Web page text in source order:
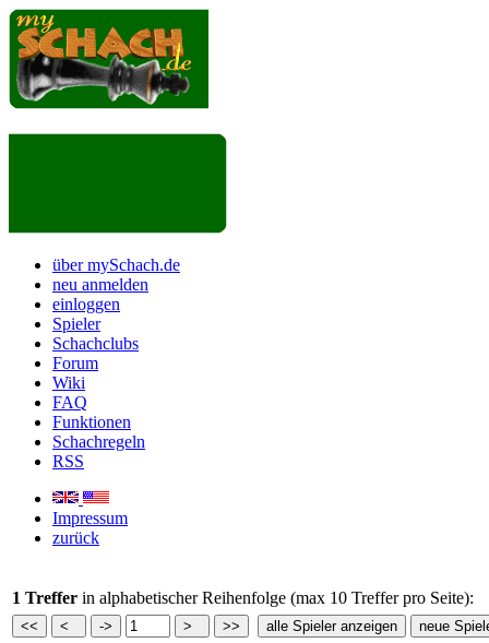
über mySchach.de
neu anmelden
einloggen
Spieler
Schachclubs
Forum
Wiki
FAQ
Funktionen
Schachregeln
RSS
Impressum
zurück
1 Treffer in alphabetischer Reihenfolge (max 10 Treffer pro Seite):